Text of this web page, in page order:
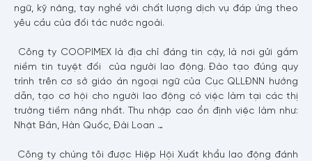
ngữ, kỹ năng, tay nghề với chất lượng dịch vụ đáp ứng theo
yêu cầu của đối tác nước ngoài.
Công ty COOPIMEX là địa chỉ đáng tin cậy, là nơi gửi gắm
niềm tin tuyệt đối của người lao động. Đào tạo đúng quy
trình trên cơ sở giáo án ngoại ngữ của Cục QLLĐNN hướng
dẫn, tạo cơ hội cho người lao động có việc làm tại các thị
trường tiềm năng nhất. Thu nhập cao ổn định việc làm như:
Nhật Bản, Hàn Quốc, Đài Loan …
Công ty chúng tôi được Hiệp Hội Xuất khẩu lao động đánh